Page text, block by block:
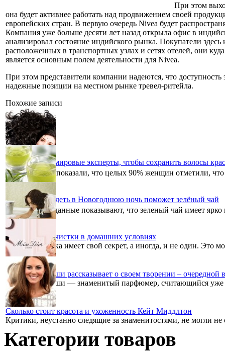
При этом
она будет активнее работать над продвижением своей
европейских стран. В первую очередь Nivea будет
Компания уже больше десяти лет назад открыла офис в
анализировал состояние индийского рынка. Покупатели
расположенных в транспортных узлах и сетях отелей, они
является основным полем деятельности для Nivea.
При этом представители компании надеются, что
надежные позиции на местном рынке тревел-ритейла.
Похожие записи
Что советуют мировые эксперты, чтобы сохранить волосы
Исследования показали, что целых 90% женщин отметили,
Хорошо выглядеть в Новогоднюю ночь поможет зелёный чай
Клинические данные показывают, что зеленый чай имеет
Хитрости химчистки в домашних условиях
Каждая хозяечка имеет свой секрет, а иногда, и не один. Это
Франсуа Демаши рассказывает о своем творении –
Франсуа Демаши — знаменитый парфюмер, считающийся уже
Сколько стоит красота и ухоженность Кейт Миддлтон
Критики, неустанно следящие за знаменитостями, не могли
Категории товаров